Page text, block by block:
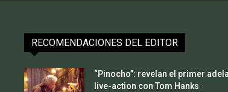
RECOMENDACIONES DEL EDITOR
“Pinocho”: revelan el primer
live-action con Tom Hanks